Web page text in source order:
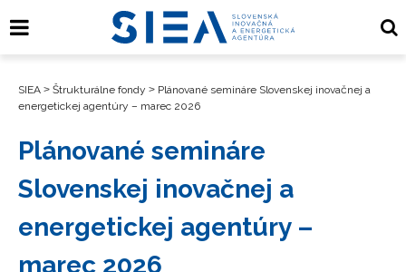
SIEA > Štrukturálne fondy > Plánované semináre Slovenskej inovačnej a
energetickej agentúry – marec 2026
Plánované semináre
Slovenskej inovačnej a
energetickej agentúry –
marec 2026